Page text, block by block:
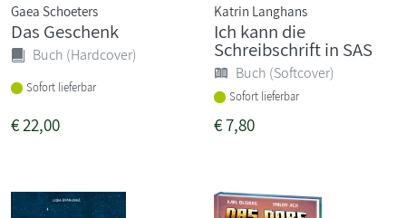
Gaea Schoeters
Das Geschenk
Buch (Hardcover)
Sofort lieferbar
€22,00
Katrin Langhans
Ich kann die
Schreibschrift in SAS
Buch (Softcover)
Sofort lieferbar
€7,80